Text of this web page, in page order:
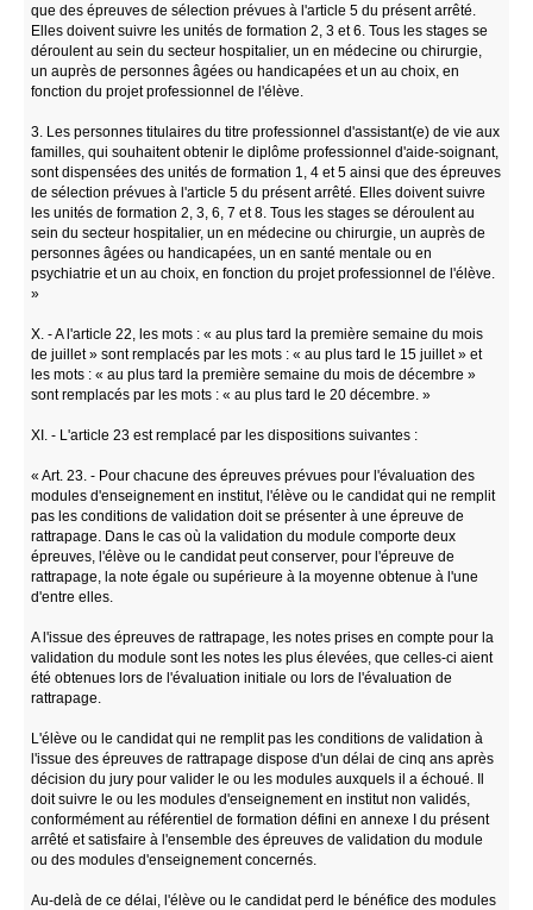
que des épreuves de sélection prévues à l'article 5 du présent arrêté.
Elles doivent suivre les unités de formation 2, 3 et 6. Tous les stages se
déroulent au sein du secteur hospitalier, un en médecine ou chirurgie,
un auprès de personnes âgées ou handicapées et un au choix, en
fonction du projet professionnel de l'élève.
3. Les personnes titulaires du titre professionnel d'assistant(e) de vie aux
familles, qui souhaitent obtenir le diplôme professionnel d'aide-soignant,
sont dispensées des unités de formation 1, 4 et 5 ainsi que des épreuves
de sélection prévues à l'article 5 du présent arrêté. Elles doivent suivre
les unités de formation 2, 3, 6, 7 et 8. Tous les stages se déroulent au
sein du secteur hospitalier, un en médecine ou chirurgie, un auprès de
personnes âgées ou handicapées, un en santé mentale ou en
psychiatrie et un au choix, en fonction du projet professionnel de l'élève.
»
X. - A l'article 22, les mots : « au plus tard la première semaine du mois
de juillet » sont remplacés par les mots : « au plus tard le 15 juillet » et
les mots : « au plus tard la première semaine du mois de décembre »
sont remplacés par les mots : « au plus tard le 20 décembre. »
XI. - L'article 23 est remplacé par les dispositions suivantes :
« Art. 23. - Pour chacune des épreuves prévues pour l'évaluation des
modules d'enseignement en institut, l'élève ou le candidat qui ne remplit
pas les conditions de validation doit se présenter à une épreuve de
rattrapage. Dans le cas où la validation du module comporte deux
épreuves, l'élève ou le candidat peut conserver, pour l'épreuve de
rattrapage, la note égale ou supérieure à la moyenne obtenue à l'une
d'entre elles.
A l'issue des épreuves de rattrapage, les notes prises en compte pour la
validation du module sont les notes les plus élevées, que celles-ci aient
été obtenues lors de l'évaluation initiale ou lors de l'évaluation de
rattrapage.
L'élève ou le candidat qui ne remplit pas les conditions de validation à
l'issue des épreuves de rattrapage dispose d'un délai de cinq ans après
décision du jury pour valider le ou les modules auxquels il a échoué. Il
doit suivre le ou les modules d'enseignement en institut non validés,
conformément au référentiel de formation défini en annexe I du présent
arrêté et satisfaire à l'ensemble des épreuves de validation du module
ou des modules d'enseignement concernés.
Au-delà de ce délai, l'élève ou le candidat perd le bénéfice des modules